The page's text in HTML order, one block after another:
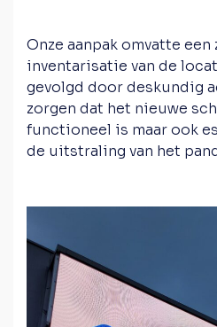
Onze aanpak omvatte
inventarisatie van de
gevolgd door deskundig
zorgen dat het nieuwe
functioneel is maar ook
de uitstraling van het